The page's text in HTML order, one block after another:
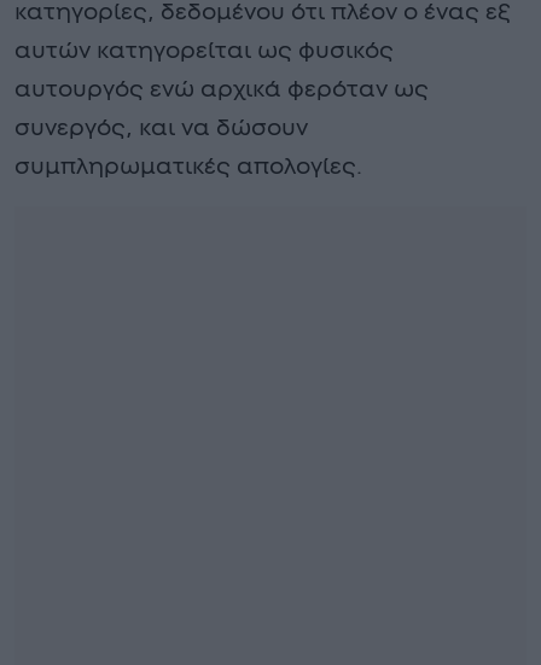
κατηγορίες, δεδομένου ότι πλέον ο ένας εξ
αυτών κατηγορείται ως φυσικός
αυτουργός ενώ αρχικά φερόταν ως
συνεργός, και να δώσουν
συμπληρωματικές απολογίες.